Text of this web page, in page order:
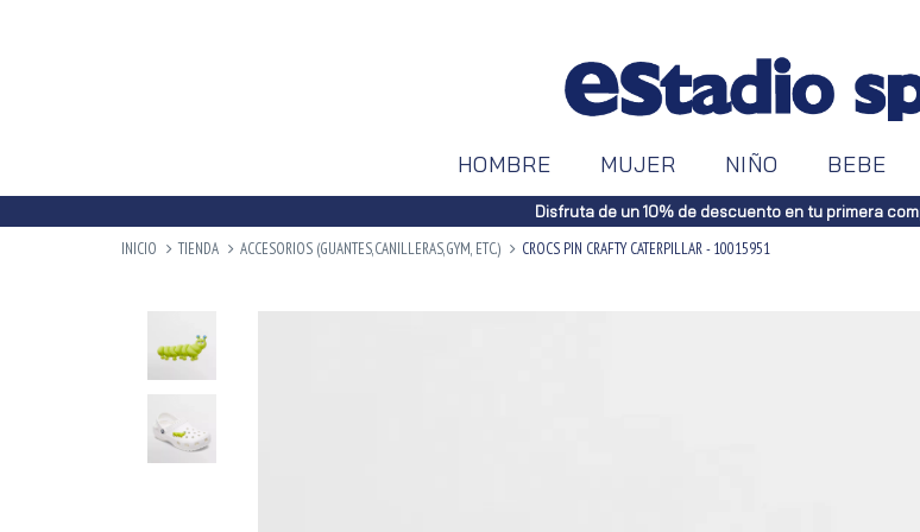
HOMBRE MUJER NIÑO BEBE
Disfruta de un 10% de descuento en tu primera
INICIO TIENDA ACCESORIOS (GUANTES,CANILLERAS,GYM, ETC.) CROCS PIN CRAFTY CATERPILLAR - 10015951